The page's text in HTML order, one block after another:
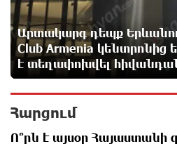
Ադրբեջանցիների
վտանգներ է
արձագանքել է Հայ
իրավիճակին
Արտակարգ դեպք
Club Armenia
է տեղափոխվել
Հարցում
Ո՞րն է այսօր Հայաստանի